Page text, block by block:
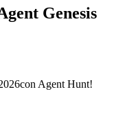
Genesis
Agent Hunt!